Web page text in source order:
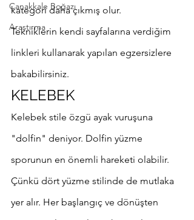
Çanakkale Boğazı
Araştırma
kategori daha çıkmış olur.
Tekniklerin kendi sayfalarına verdiğim
linkleri kullanarak yapılan egzersizlere
bakabilirsiniz.
KELEBEK
Kelebek stile özgü ayak vuruşuna
"dolfin" deniyor. Dolfin yüzme
sporunun en önemli hareketi olabilir.
Çünkü dört yüzme stilinde de mutlaka
yer alır. Her başlangıç ve dönüşten